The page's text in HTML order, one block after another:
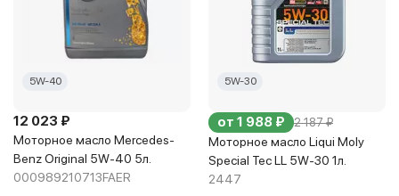
5W-40
12 023 ₽
Моторное масло Mercedes-
Benz Original 5W-40 5л.
000989210713FAER
5W-30
от 1 988 ₽ 2 187 ₽
Моторное масло Liqui Moly
Special Tec LL 5W-30 1л.
2447